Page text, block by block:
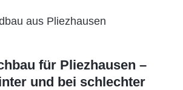
für Pliezhausen –
und bei schlechter